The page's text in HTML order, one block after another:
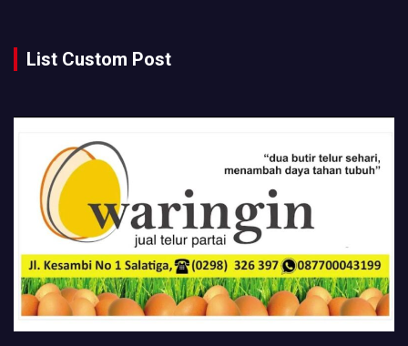
List Custom Post